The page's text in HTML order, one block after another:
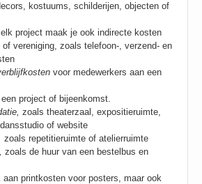
kostuums, schilderijen, objecten of
project maak je ook indirecte kosten
vereniging, zoals telefoon-, verzend- en
erblijfkosten voor medewerkers aan een
project of bijeenkomst.
zoals theaterzaal, expositieruimte,
of website
zoals repetitieruimte of atelierruimte
zoals de huur van een bestelbus en
aan printkosten voor posters, maar ook